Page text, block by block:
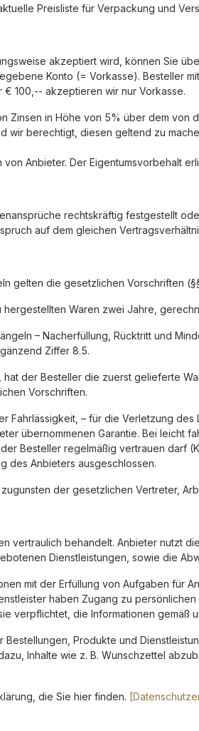
Preisliste für Verpackung und
akzeptiert wird, können Sie
Konto (= Vorkasse). Besteller
€ 100,-- akzeptieren wir nur Vorkasse.
Zinsen in Höhe von 5% über dem
wir berechtigt, diesen geltend zu
Anbieter. Der Eigentumsvorbehalt
rechtskräftig festgestellt
auf dem gleichen
gelten die gesetzlichen Vorschriften
Waren zwei Jahre,
– Nacherfüllung, Rücktritt und
Ziffer 8.5.
der Besteller die zuerst gelieferte
Vorschriften.
Fahrlässigkeit, – für die Verletzung
übernommenen Garantie. Bei
Besteller regelmäßig vertrauen darf
des Anbieters ausgeschlossen.
der gesetzlichen Vertreter,
vertraulich behandelt. Anbieter nutzt
Dienstleistungen, sowie die
mit der Erfüllung von Aufgaben für
haben Zugang zu
verpflichtet, die Informationen
Produkte und
Inhalte wie z. B. Wunschzettel
die Sie hier finden.